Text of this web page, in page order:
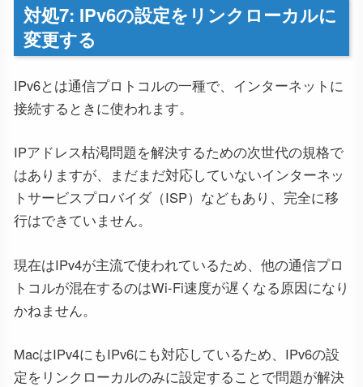
対処7: IPv6の設定をリンクローカルに
変更する
IPv6とは通信プロトコルの一種で、インターネットに
接続するときに使われます。
IPアドレス枯渇問題を解決するための次世代の規格で
はありますが、まだまだ対応していないインターネッ
トサービスプロバイダ（ISP）などもあり、完全に移
行はできていません。
現在はIPv4が主流で使われているため、他の通信プロ
トコルが混在するのはWi-Fi速度が遅くなる原因になり
かねません。
MacはIPv4にもIPv6にも対応しているため、IPv6の設
定をリンクローカルのみに設定することで問題が解決